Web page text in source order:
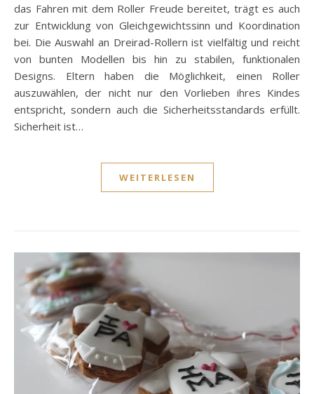
das Fahren mit dem Roller Freude bereitet, trägt es auch
zur Entwicklung von Gleichgewichtssinn und Koordination
bei. Die Auswahl an Dreirad-Rollern ist vielfältig und reicht
von bunten Modellen bis hin zu stabilen, funktionalen
Designs. Eltern haben die Möglichkeit, einen Roller
auszuwählen, der nicht nur den Vorlieben ihres Kindes
entspricht, sondern auch die Sicherheitsstandards erfüllt.
Sicherheit ist…
WEITERLESEN